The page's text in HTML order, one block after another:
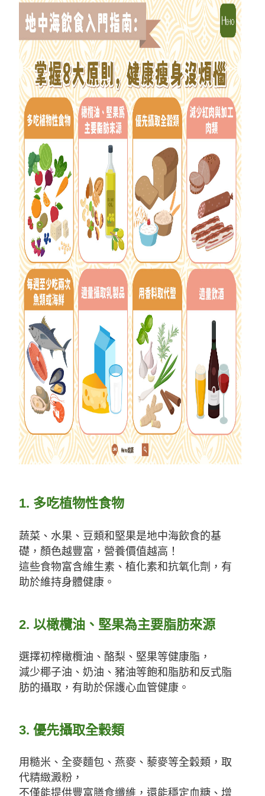
1. 多吃植物性食物
蔬菜、水果、豆類和堅果是地中海飲食的基
礎，顏色越豐富，營養價值越高！
這些食物富含維生素、植化素和抗氧化劑，有
助於維持身體健康。
2. 以橄欖油、堅果為主要脂肪來源
選擇初榨橄欖油、酪梨、堅果等健康脂，
減少椰子油、奶油、豬油等飽和脂肪和反式脂
肪的攝取，有助於保護心血管健康。
3. 優先攝取全穀類
用糙米、全麥麵包、燕麥、藜麥等全穀類，取
代精緻澱粉，
不僅能提供豐富膳食纖維，還能穩定血糖、增